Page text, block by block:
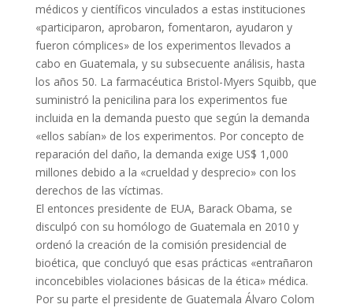
médicos y científicos vinculados a estas instituciones
«participaron, aprobaron, fomentaron, ayudaron y
fueron cómplices» de los experimentos llevados a
cabo en Guatemala, y su subsecuente análisis, hasta
los años 50. La farmacéutica Bristol-Myers Squibb, que
suministró la penicilina para los experimentos fue
incluida en la demanda puesto que según la demanda
«ellos sabían» de los experimentos. Por concepto de
reparación del daño, la demanda exige US$ 1,000
millones debido a la «crueldad y desprecio» con los
derechos de las víctimas.
El entonces presidente de EUA, Barack Obama, se
disculpó con su homólogo de Guatemala en 2010 y
ordenó la creación de la comisión presidencial de
bioética, que concluyó que esas prácticas «entrañaron
inconcebibles violaciones básicas de la ética» médica.
Por su parte el presidente de Guatemala Álvaro Colom